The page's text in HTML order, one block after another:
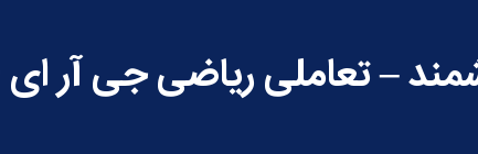
– تعاملی ریاضی جی آر ای